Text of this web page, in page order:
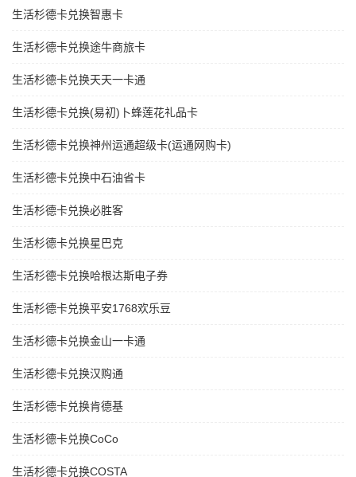
生活杉德卡兑换智惠卡
生活杉德卡兑换途牛商旅卡
生活杉德卡兑换天天一卡通
生活杉德卡兑换(易初)卜蜂莲花礼品卡
生活杉德卡兑换神州运通超级卡(运通网购卡)
生活杉德卡兑换中石油省卡
生活杉德卡兑换必胜客
生活杉德卡兑换星巴克
生活杉德卡兑换哈根达斯电子券
生活杉德卡兑换平安1768欢乐豆
生活杉德卡兑换金山一卡通
生活杉德卡兑换汉购通
生活杉德卡兑换肯德基
生活杉德卡兑换CoCo
生活杉德卡兑换COSTA